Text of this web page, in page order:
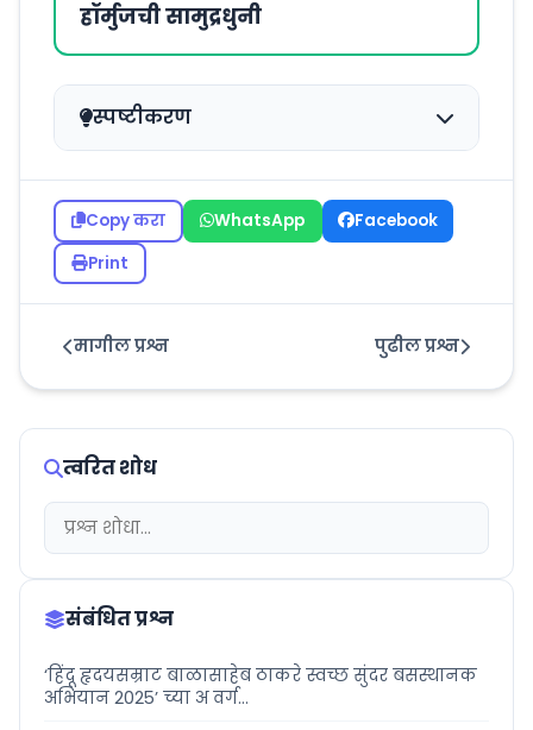
हॉर्मुजची सामुद्रधुनी
स्पष्टीकरण
Copy करा WhatsApp
Facebook
Print
मागील प्रश्न पुढील प्रश्न
त्वरित शोध
संबंधित प्रश्न
‘हिंदू हृदयसम्राट बाळासाहेब ठाकरे स्वच्छ सुंदर बसस्थानक
अभियान 2025’ च्या अ वर्ग...